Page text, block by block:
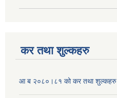
कर तथा शुल्कहरु
आ ब २०८०।८१ को कर तथा शुल्कहरु